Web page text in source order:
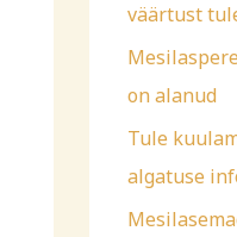
väärtust
on alanud
Tule
algatuse